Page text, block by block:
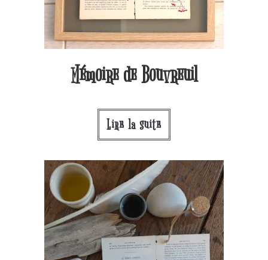
Mémoire de Bouvreuil
Lire la suite